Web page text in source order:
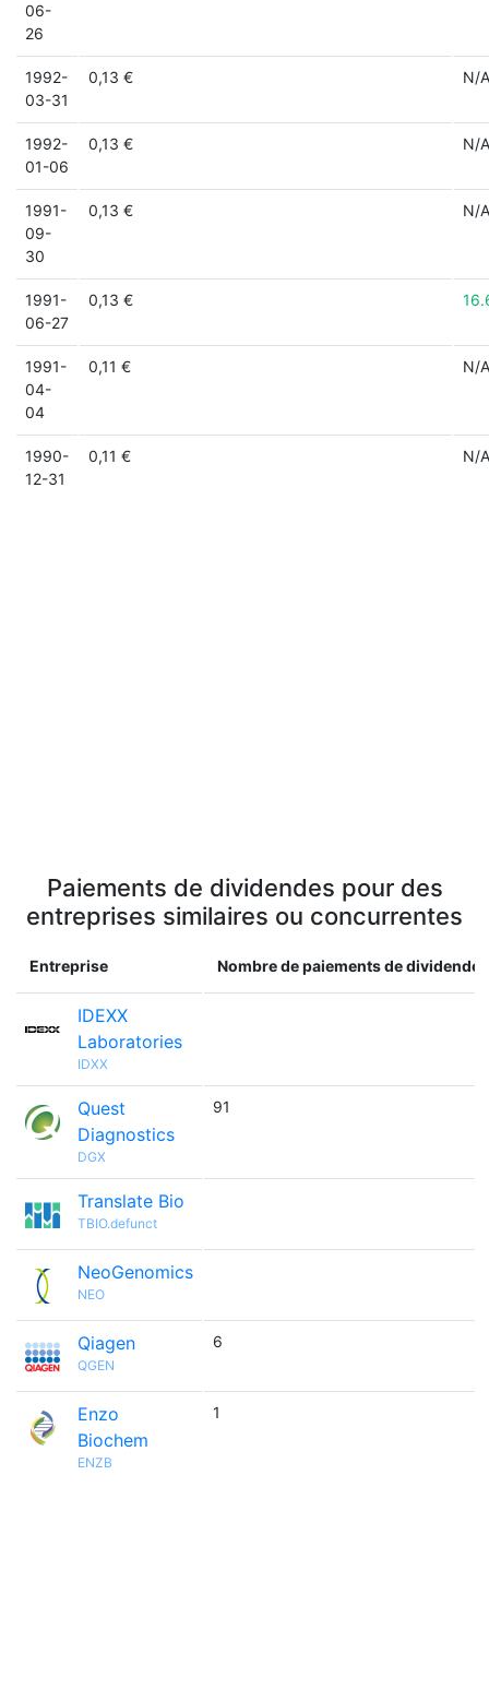
06-
26
1992-
03-31
0,13 € N/A
1992-
01-06
0,13 € N/A
1991-
09-
30
0,13 € N/A
1991-
06-27
0,13 €
1991-
04-
04
0,11 € N/A
1990-
12-31
0,11 € N/A
Paiements de dividendes pour des
entreprises similaires ou concurrentes
Entreprise Nombre de paiements de dividendes
IDEXX
Laboratories
IDXX
Quest
Diagnostics
DGX
91
Translate Bio
TBIO.defunct
NeoGenomics
NEO
Qiagen
QGEN
6
Enzo
Biochem
ENZB
1